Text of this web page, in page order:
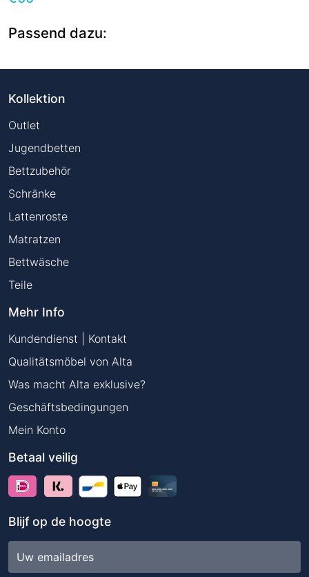
Passend dazu:
Kollektion
Outlet
Jugendbetten
Bettzubehör
Schränke
Lattenroste
Matratzen
Bettwäsche
Teile
Mehr Info
Kundendienst | Kontakt
Qualitätsmöbel von Alta
Was macht Alta exklusive?
Geschäftsbedingungen
Mein Konto
Betaal veilig
Blijf op de hoogte
mailadres